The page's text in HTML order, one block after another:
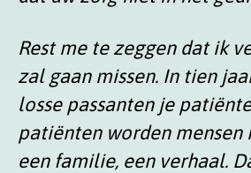
Rest me te zeggen dat ik
zal gaan missen. In tien
losse passanten je
patiënten worden mensen
een familie, een verhaal.